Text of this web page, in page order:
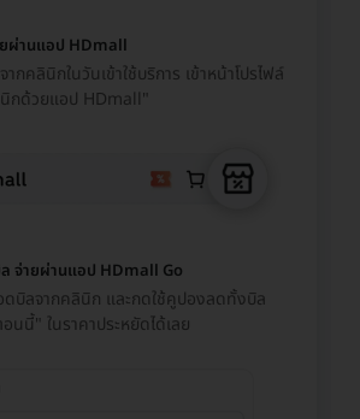
ผ่านแอป HDmall
กคลินิกในวันเข้าใช้บริการ เข้าหน้าโปรไฟล์
กด้วยแอป HDmall"
จ่ายผ่านแอป HDmall Go
ดบิลจากคลินิก และกดใช้คูปองลดทั้งบิล
นนี้" ในราคาประหยัดได้เลย